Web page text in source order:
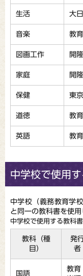
生活 大
音楽 教
図画工作 開
家庭 開
保健 東
道徳 教
英語 教
中学校で使用
中学校（義務教育学
と同一の教科書を使用
中学校で使用する教科
教科（種
目）
発
者
国語
教育